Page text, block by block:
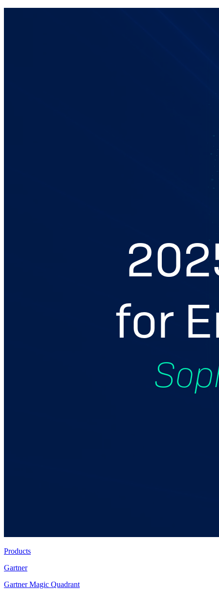
Products
Gartner
Gartner Magic Quadrant